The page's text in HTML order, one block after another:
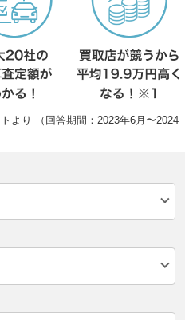
より （回答期間：2023年6月〜2024